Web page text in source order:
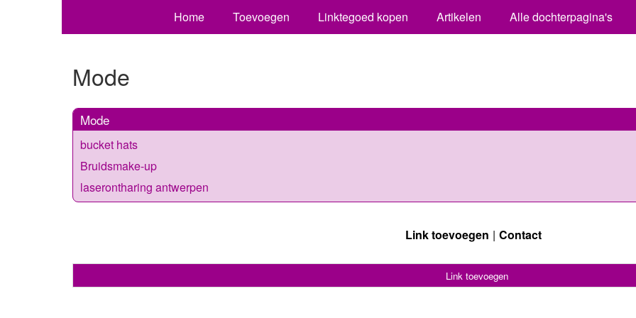
Home Toevoegen Linktegoed kopen Artikelen Alle dochterpagina's
Mode
Mode
bucket hats
Bruidsmake-up
laserontharing antwerpen
Link toevoegen Contact
Link toevoegen